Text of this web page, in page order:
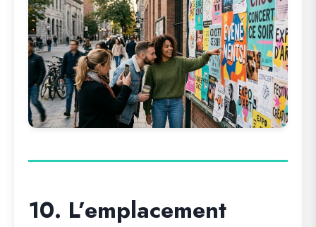
10. L’emplacement